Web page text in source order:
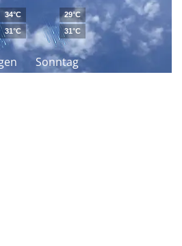
34°C
31°C
Sonntag
29°C
31°C